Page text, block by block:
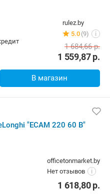
rulez.by
5.0 (9) i
1 559,87р.
1 684,66р.
В магазин
"ECAM 220 60 B"
officetonmarket.by
Нет отзывов
i
1 618,80р.